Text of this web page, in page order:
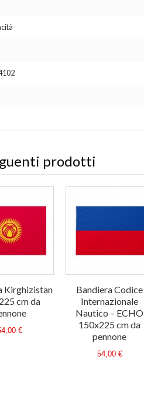
prodotti
Kirghizistan
cm da
€
Bandiera Codice
Internazionale
Nautico – ECHO
150x225 cm da
pennone
54,00 €